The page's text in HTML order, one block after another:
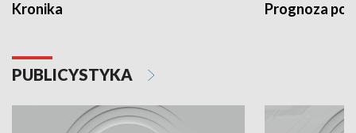
Kronika Prognoza
PUBLICYSTYKA